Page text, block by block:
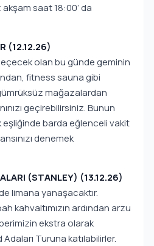
saat 18:00’ da
(12.12.26)
olan bu günde geminin
fitness sauna gibi
mağazalardan
geçirebilirsiniz. Bunun
eşliğinde barda eğlenceli vakit
denemek
(STANLEY) (13.12.26)
limana yanaşacaktır.
kahvaltımızın ardından arzu
ekstra olarak
Turuna katılabilirler.